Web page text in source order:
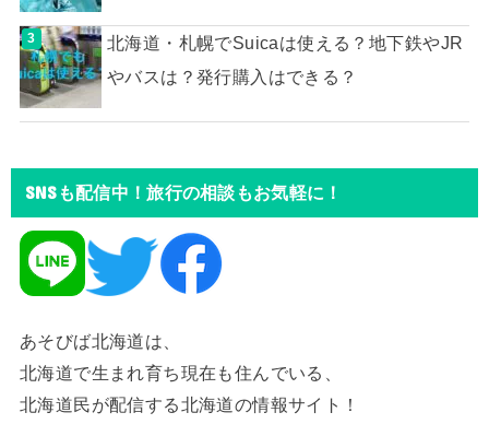
北海道・札幌でSuicaは使える？地下鉄やJR
やバスは？発行購入はできる？
SNSも配信中！旅行の相談もお気軽に！
あそびば北海道は、
北海道で生まれ育ち現在も住んでいる、
北海道民が配信する北海道の情報サイト！